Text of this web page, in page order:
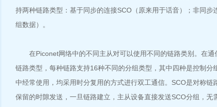
持两种链路类型：基于同步的连接SCO（原来用于话音）；非同步
组数据）。
在Piconet网络中的不同主从对可以使用不同的链路类别。在通
链路类型，每种链路支持16种不同的分组类型，其中四种是控制分
中经常使用，均采用时分复用的方式进行双工通信。SCO是对称链
保留的时隙发送，一旦链路建立，主从设备直接发送SCO分组，无